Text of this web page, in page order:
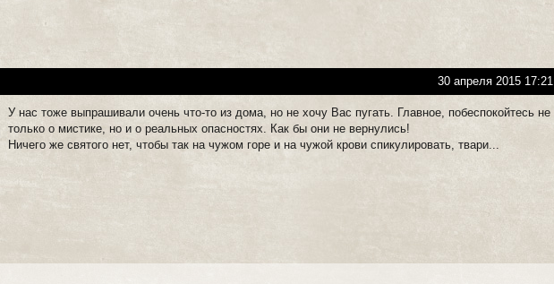
30 апреля 2015 17:21
У нас тоже выпрашивали очень что-то из дома, но не хочу Вас пугать. Главное, побеспокойтесь не
только о мистике, но и о реальных опасностях. Как бы они не вернулись!
Ничего же святого нет, чтобы так на чужом горе и на чужой крови спикулировать, твари...